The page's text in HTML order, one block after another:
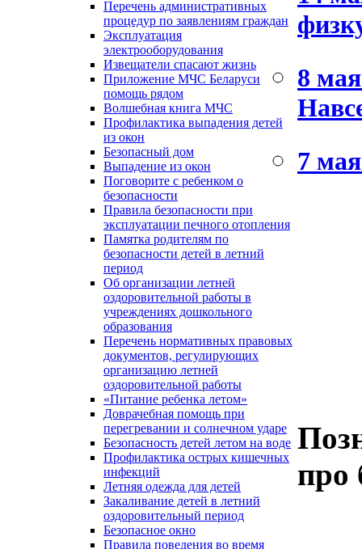
Перечень административных
процедур по заявлениям граждан
Эксплуатация
электрооборудования
Извещатели спасают жизнь
Приложение МЧС Беларуси
помощь рядом
Волшебная книга МЧС
Профилактика выпадения детей
из окон
Безопасный дом
Выпадение из окон
Поговорите с ребенком о
безопасности
Правила безопасности при
эксплуатации печного отопления
Памятка родителям по
безопасности детей в летний
период
Об организации летней
оздоровительной работы в
учреждениях дошкольного
образования
Перечень нормативных правовых
документов, регулирующих
организацию летней
оздоровительной работы
«Питание ребенка летом»
Доврачебная помощь при
перегревании и солнечном ударе
Безопасность детей летом на воде
Профилактика острых кишечных
инфекций
Летняя одежда для детей
Закаливание детей в летний
оздоровительный период
Безопасное окно
Правила поведения во время
8
7
про